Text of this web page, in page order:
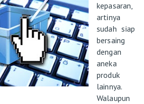
kepasaran,
artinya
sudah siap
bersaing
dengan
aneka
produk
lainnya.
Walaupun